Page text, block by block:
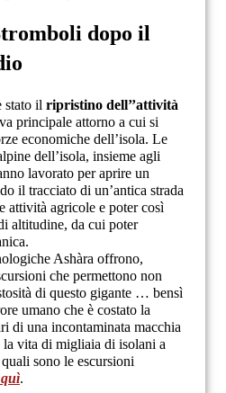
dopo il
stato il ripristino dell’’attività
principale attorno a cui si
economiche dell’isola. Le
dell’isola, insieme agli
lavorato per aprire un
il tracciato di un’antica strada
attività agricole e poter così
altitudine, da cui poter
Ashàra offrono,
che permettono non
di questo gigante … bensì
umano che è costato la
di una incontaminata macchia
la vita di migliaia di isolani a
sono le escursioni
.